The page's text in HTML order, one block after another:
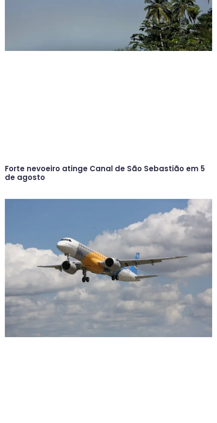
Forte nevoeiro atinge Canal de São Sebastião em 5
de agosto